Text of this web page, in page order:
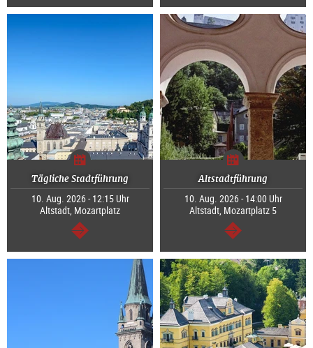
Tägliche Stadtführung
10. Aug. 2026 - 12:15 Uhr
Altstadt, Mozartplatz
weiter
Altstadtführung
10. Aug. 2026 - 14:00 Uhr
Altstadt, Mozartplatz 5
weiter